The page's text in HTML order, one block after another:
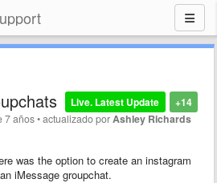
+14
Live. Latest Update
7 años•actualizado porAshley Richards
was the option to create an instagram
iMessage groupchat.